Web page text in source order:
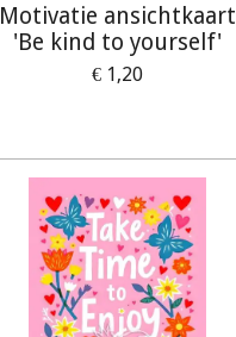
Motivatie ansichtkaart
'Be kind to yourself'
€ 1,20